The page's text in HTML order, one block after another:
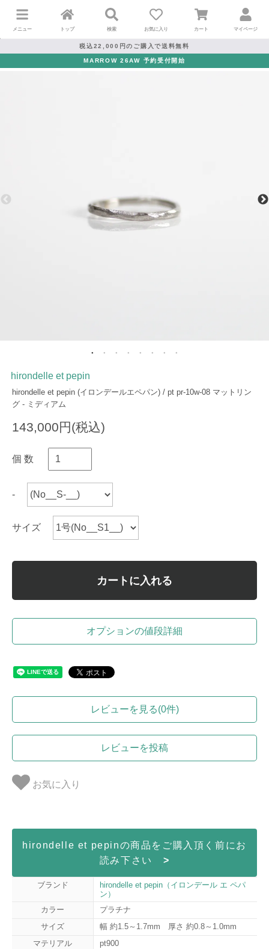
メニュー トップ 検索 お気に入り カート マイページ
税込22,000円のご購入で送料無料
MARROW 26AW 予約受付開始
hirondelle et pepin
hirondelle et pepin (イロンデールエペパン) / pt pr-10w-08 マットリン
グ - ミディアム
143,000円(税込)
個 数
-
サイズ
カートに入れる
オプションの値段詳細
レビューを見る(0件)
レビューを投稿
お気に入り
hirondelle et pepinの商品をご購入頂く前にお
読み下さい >
ブランド
hirondelle et pepin（イロンデール エ ペパ
ン）
カラー
プラチナ
サイズ
幅 約1.5～1.7mm 厚さ 約0.8～1.0mm
マテリアル
pt900